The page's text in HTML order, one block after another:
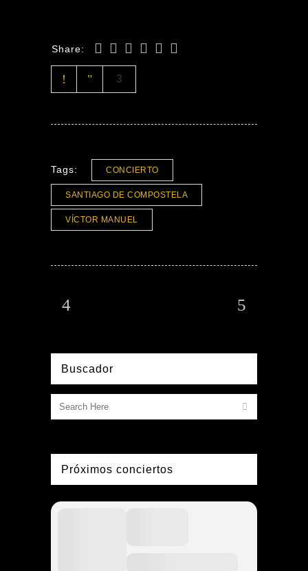
Share:
3
Tags: CONCIERTO
SANTIAGO DE COMPOSTELA
VÍCTOR MANUEL
Buscador
Próximos conciertos